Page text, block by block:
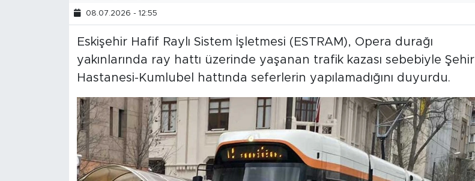
08.07.2026 - 12:55
Eskişehir Hafif Raylı Sistem İşletmesi (ESTRAM), Opera durağı
yakınlarında ray hattı üzerinde yaşanan trafik kazası sebebiyle Şehir
Hastanesi-Kumlubel hattında seferlerin yapılamadığını duyurdu.